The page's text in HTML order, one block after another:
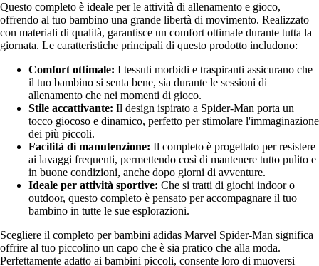
Questo completo è ideale per le attività di allenamento e gioco,
offrendo al tuo bambino una grande libertà di movimento. Realizzato
con materiali di qualità, garantisce un comfort ottimale durante tutta la
giornata. Le caratteristiche principali di questo prodotto includono:
Comfort ottimale: I tessuti morbidi e traspiranti assicurano che
il tuo bambino si senta bene, sia durante le sessioni di
allenamento che nei momenti di gioco.
Stile accattivante: Il design ispirato a Spider-Man porta un
tocco giocoso e dinamico, perfetto per stimolare l'immaginazione
dei più piccoli.
Facilità di manutenzione: Il completo è progettato per resistere
ai lavaggi frequenti, permettendo così di mantenere tutto pulito e
in buone condizioni, anche dopo giorni di avventure.
Ideale per attività sportive: Che si tratti di giochi indoor o
outdoor, questo completo è pensato per accompagnare il tuo
bambino in tutte le sue esplorazioni.
Scegliere il completo per bambini adidas Marvel Spider-Man significa
offrire al tuo piccolino un capo che è sia pratico che alla moda.
Perfettamente adatto ai bambini piccoli, consente loro di muoversi